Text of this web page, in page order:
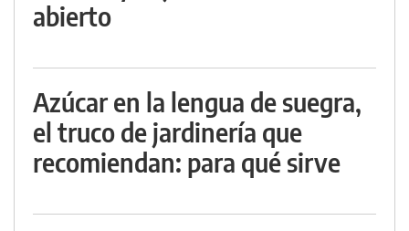
abierto
Azúcar en la lengua de suegra,
el truco de jardinería que
recomiendan: para qué sirve